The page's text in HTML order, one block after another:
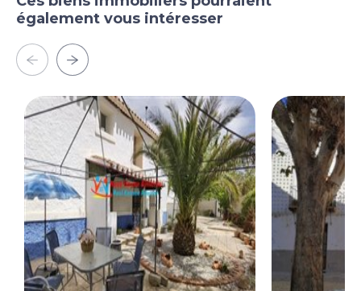
également vous intéresser